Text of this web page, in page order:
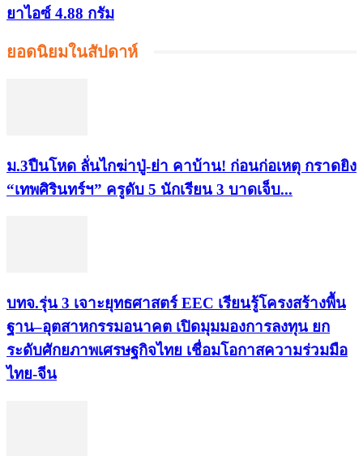
ยาไอซ์ 4.88 กรัม
ยอดนิยมในสัปดาห์
ม.3ปืนโหด ลั่นไกฆ่าปู่-ย่า คาบ้าน! ก่อนก่อเหตุ กราดยิง
“เทพศิรินทร์ฯ” ครูดับ 5 นักเรียน 3 บาดเจ็บ...
บทจ.รุ่น 3 เจาะยุทธศาสตร์ EEC เรียนรู้โครงสร้างพื้น
ฐาน–อุตสาหกรรมอนาคต เปิดมุมมองการลงทุน ยก
ระดับศักยภาพเศรษฐกิจไทย เชื่อมโอกาสความร่วมมือ
ไทย-จีน